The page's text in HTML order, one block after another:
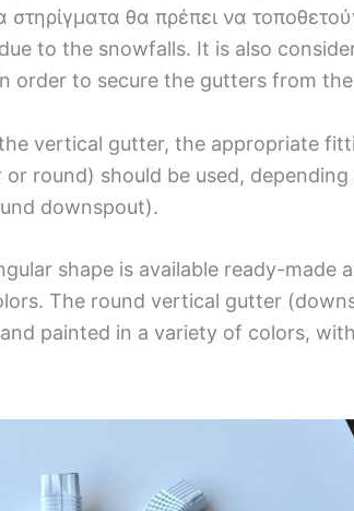
στηρίγματα θα πρέπει να
to the snowfalls. It is also
order to secure the gutters from
vertical gutter, the appropriate
round) should be used,
downspout).
shape is available ready-made
The round vertical gutter
painted in a variety of colors,